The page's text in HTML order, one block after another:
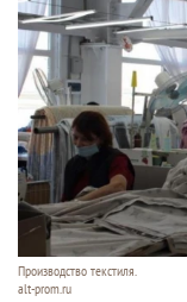
Производство текстиля.
alt-prom.ru